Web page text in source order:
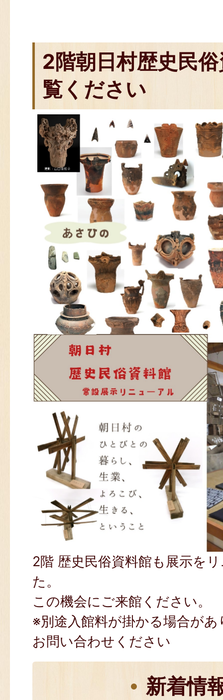
2階朝日村歴史民
覧ください
2階 歴史民俗資料館も展示を
た。
この機会にご来館ください。
※別途入館料が掛かる場合が
お問い合わせください
新着情